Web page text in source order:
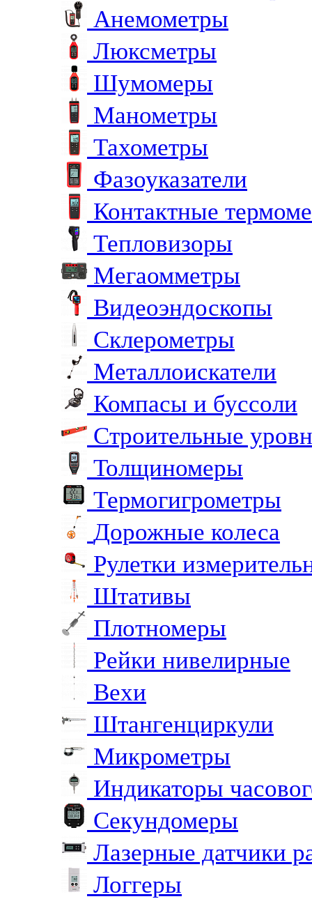
Анемометры
Люксметры
Шумомеры
Манометры
Тахометры
Фазоуказатели
Контактные
Тепловизоры
Мегаомметры
Видеоэндоскопы
Склерометры
Металлоискатели
Компасы и буссоли
Строительные
Толщиномеры
Термогигрометры
Дорожные колеса
Рулетки
Штативы
Плотномеры
Рейки нивелирные
Вехи
Штангенциркули
Микрометры
Индикаторы
Секундомеры
Лазерные датчики
Логгеры